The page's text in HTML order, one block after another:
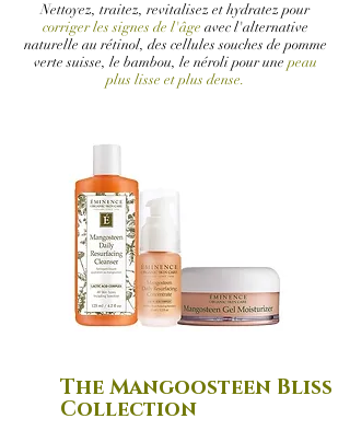
Nettoyez, traitez, revitalisez et hydratez pour
corriger les signes de l'âge avec l'alternative
naturelle au rétinol, des cellules souches de pomme
verte suisse, le bambou, le néroli pour une peau
plus lisse et plus dense.
The Mangoosteen Bliss
Collection